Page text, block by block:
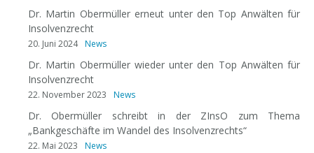
Dr. Martin Obermüller erneut unter den Top Anwälten für
Insolvenzrecht
20. Juni 2024 News
Dr. Martin Obermüller wieder unter den Top Anwälten für
Insolvenzrecht
22. November 2023 News
Dr. Obermüller schreibt in der ZInsO zum Thema
„Bankgeschäfte im Wandel des Insolvenzrechts“
22. Mai 2023 News